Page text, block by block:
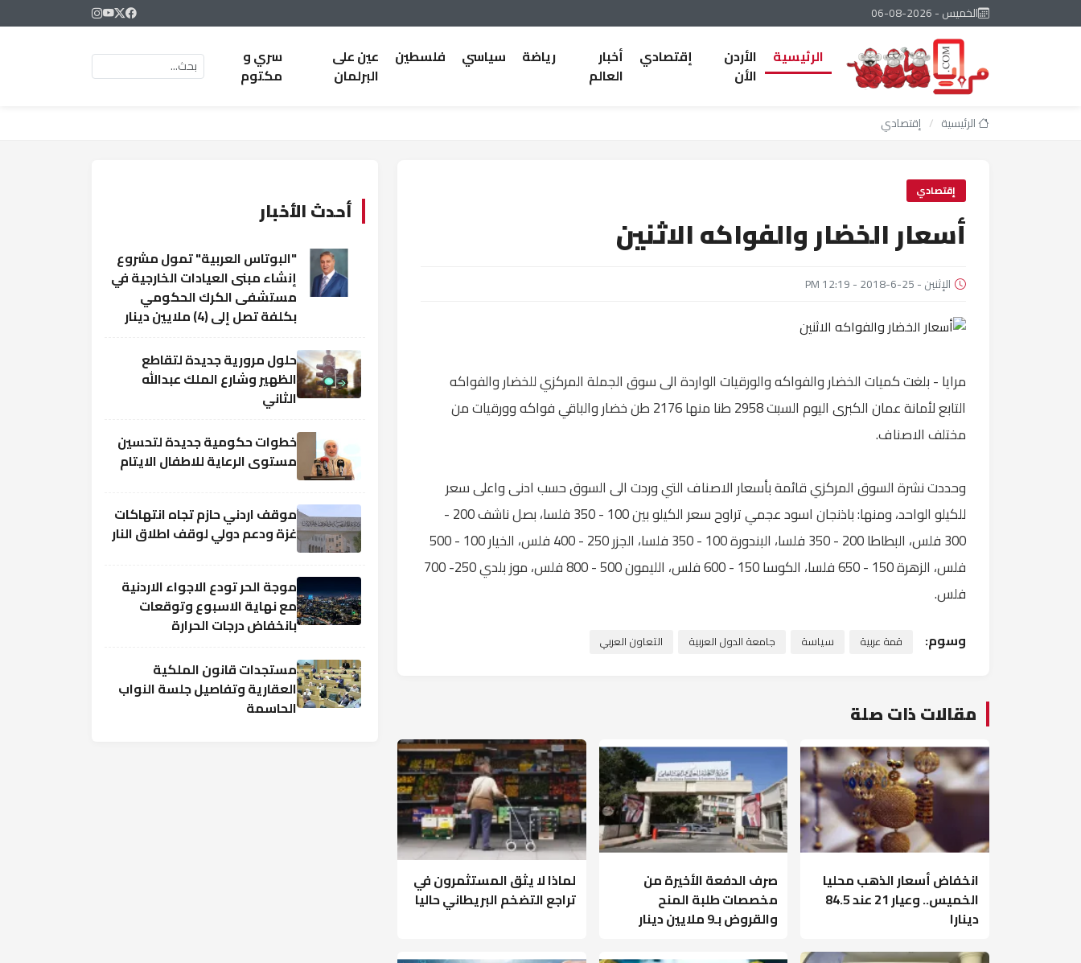
الخميس - 2026-08-06
الرئيسية
الأردن
الأن
إقتصادي
أخبار
العالم
رياضة سياسي فلسطين
عين على
البرلمان
سري و
مكتوم
الرئيسية / إقتصادي
إقتصادي
أسعار الخضار والفواكه الاثنين
الإثنين - 25-6-2018 - 12:19 PM
مرايا - بلغت كميات الخضار والفواكه والورقيات الواردة الى سوق الجملة المركزي للخضار والفواكه
التابع لأمانة عمان الكبرى اليوم السبت 2958 طنا منها 2176 طن خضار والباقي فواكه وورقيات من
مختلف الاصناف.
وحددت نشرة السوق المركزي قائمة بأسعار الاصناف التي وردت الى السوق حسب ادنى واعلى سعر
للكيلو الواحد، ومنها: باذنجان اسود عجمي تراوح سعر الكيلو بين 100 - 350 فلسا، بصل ناشف 200 -
300 فلس، البطاطا 200 - 350 فلسا، البندورة 100 - 350 فلسا، الجزر 250 - 400 فلس، الخيار 100 - 500
فلس، الزهرة 150 - 650 فلسا، الكوسا 150 - 600 فلس، الليمون 500 - 800 فلس، موز بلدي 250- 700
فلس.
وسوم: قمة عربية سياسة جامعة الدول العربية التعاون العربي
مقالات ذات صلة
انخفاض أسعار الذهب محليا
الخميس.. وعيار 21 عند 84.5
دينارا
صرف الدفعة الأخيرة من
مخصصات طلبة المنح
والقروض بـ9 ملايين دينار
لماذا لا يثق المستثمرون في
تراجع التضخم البريطاني حاليا
أحدث الأخبار
"البوتاس العربية" تمول مشروع
إنشاء مبنى العيادات الخارجية في
مستشفى الكرك الحكومي
بكلفة تصل إلى (4) ملايين دينار
حلول مرورية جديدة لتقاطع
الظهير وشارع الملك عبدالله
الثاني
خطوات حكومية جديدة لتحسين
مستوى الرعاية للاطفال الايتام
موقف اردني حازم تجاه انتهاكات
غزة ودعم دولي لوقف اطلاق النار
موجة الحر تودع الاجواء الاردنية
مع نهاية الاسبوع وتوقعات
بانخفاض درجات الحرارة
مستجدات قانون الملكية
العقارية وتفاصيل جلسة النواب
الحاسمة